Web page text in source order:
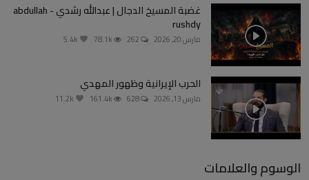
غضبة المسيخ الدجال | عبدالله رشدي - abdullah
rushdy
مارس 20, 2026
الحرب الإيرانية وظهور المهدي
مارس 13, 2026
الوسوم والعلامات